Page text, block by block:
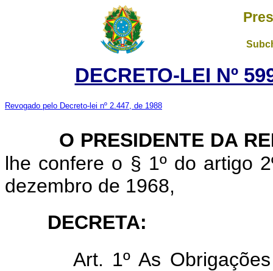
DECRETO-LEI Nº
Revogado pelo Decreto-lei nº 2.447, de 1988
O PRESIDENTE DA
lhe confere o § 1º do artigo
dezembro de 1968,
DECRETA:
Art. 1º As